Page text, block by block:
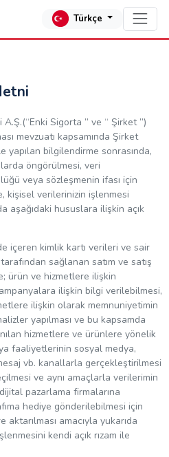
Türkçe
Sigorta ” ve “ Şirket ”)
mevzuatı kapsamında Şirket
yapılan bilgilendirme sonrasında,
öngörülmesi, veri
veya sözleşmenin ifası için
kişisel verilerinizin işlenmesi
aşağıdaki hususlara ilişkin açık
içeren kimlik kartı verileri ve sair
sağlanan satım ve satış
ürün ve hizmetlere ilişkin
ilişkin bilgi verilebilmesi,
ilişkin olarak memnuniyetimin
yapılması ve bu kapsamda
hizmetlere ve ürünlere yönelik
faaliyetlerinin sosyal medya,
vb. kanallarla gerçekleştirilmesi
ve aynı amaçlarla verilerimin
pazarlama firmalarına
hediye gönderilebilmesi için
amacıyla yukarıda
kendi açık rızam ile